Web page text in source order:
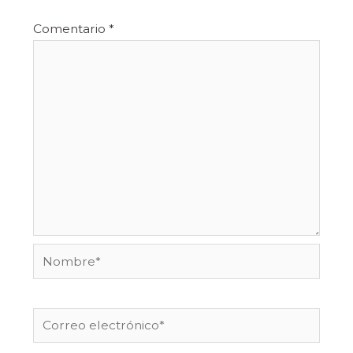
Comentario *
Nombre*
Correo
electrónico*